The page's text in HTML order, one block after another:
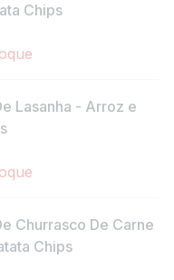
Chips
Lasanha - Arroz e
Churrasco De Carne
Chips